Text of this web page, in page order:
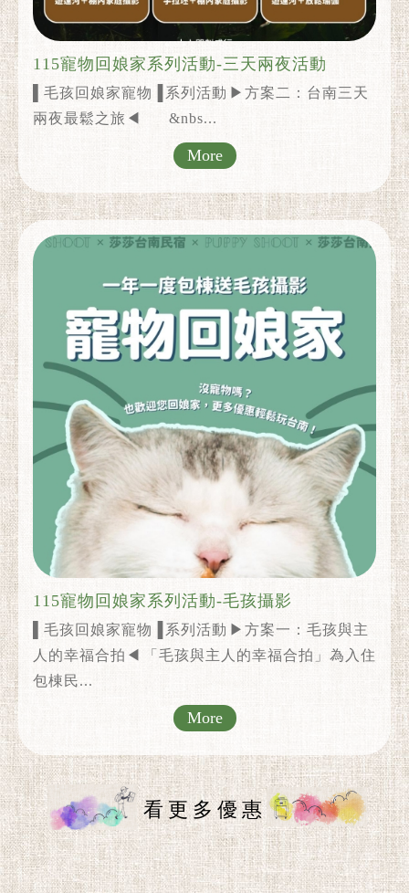
115寵物回娘家系列活動-三天兩夜活動
▌毛孩回娘家寵物▐ 系列活動 ▶方案二：台南三天
兩夜最鬆之旅◀ &nbs...
More
115寵物回娘家系列活動-毛孩攝影
▌毛孩回娘家寵物▐ 系列活動 ▶方案一：毛孩與主
人的幸福合拍◀ 「毛孩與主人的幸福合拍」為入住
包棟民...
More
看更多優惠